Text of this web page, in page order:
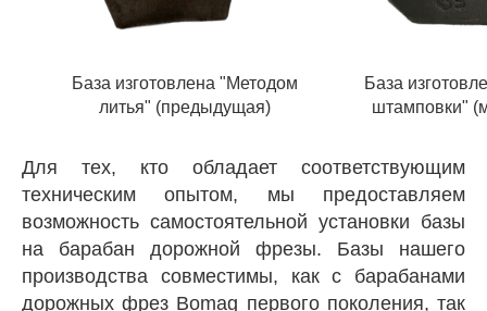
База изготовлена "Методом
литья" (предыдущая)
База
штамповки"
Для тех, кто обладает соответствующим
техническим опытом, мы предоставляем
возможность самостоятельной установки базы
на барабан дорожной фрезы. Базы нашего
производства совместимы, как с барабанами
дорожных фрез Bomag первого поколения, так